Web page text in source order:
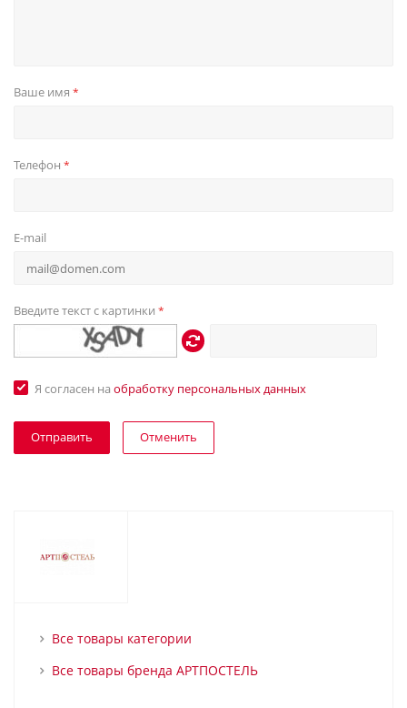
Ваше имя *
Телефон *
E-mail
Введите текст с картинки *
Я согласен на обработку персональных данных
Отменить
Все товары категории
Все товары бренда АРТПОСТЕЛЬ